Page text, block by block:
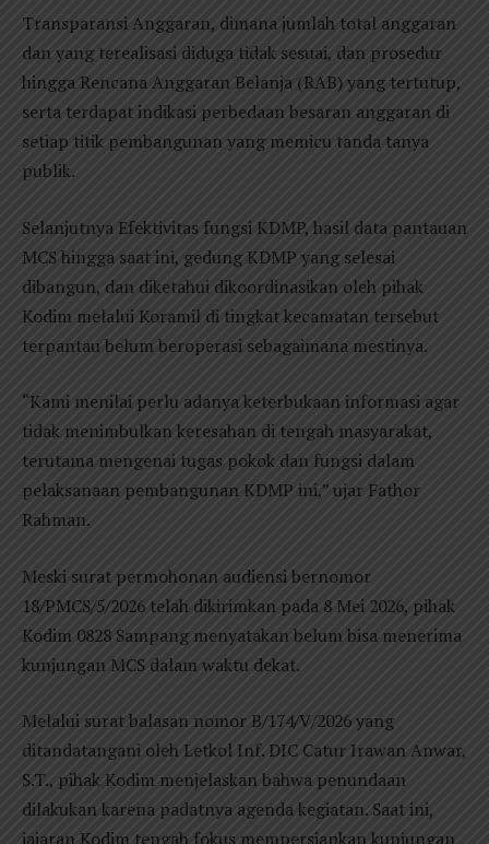
Transparansi Anggaran, dimana jumlah total anggaran
dan yang terealisasi diduga tidak sesuai, dan prosedur
hingga Rencana Anggaran Belanja (RAB) yang tertutup,
serta terdapat indikasi perbedaan besaran anggaran di
setiap titik pembangunan yang memicu tanda tanya
publik.
Selanjutnya Efektivitas fungsi KDMP, hasil data pantauan
MCS hingga saat ini, gedung KDMP yang selesai
dibangun, dan diketahui dikoordinasikan oleh pihak
Kodim melalui Koramil di tingkat kecamatan tersebut
terpantau belum beroperasi sebagaimana mestinya.
“Kami menilai perlu adanya keterbukaan informasi agar
tidak menimbulkan keresahan di tengah masyarakat,
terutama mengenai tugas pokok dan fungsi dalam
pelaksanaan pembangunan KDMP ini,” ujar Fathor
Rahman.
Meski surat permohonan audiensi bernomor
18/PMCS/5/2026 telah dikirimkan pada 8 Mei 2026, pihak
Kodim 0828 Sampang menyatakan belum bisa menerima
kunjungan MCS dalam waktu dekat.
Melalui surat balasan nomor B/174/V/2026 yang
ditandatangani oleh Letkol Inf. DIC Catur Irawan Anwar,
S.T., pihak Kodim menjelaskan bahwa penundaan
dilakukan karena padatnya agenda kegiatan. Saat ini,
jajaran Kodim tengah fokus mempersiapkan kunjungan